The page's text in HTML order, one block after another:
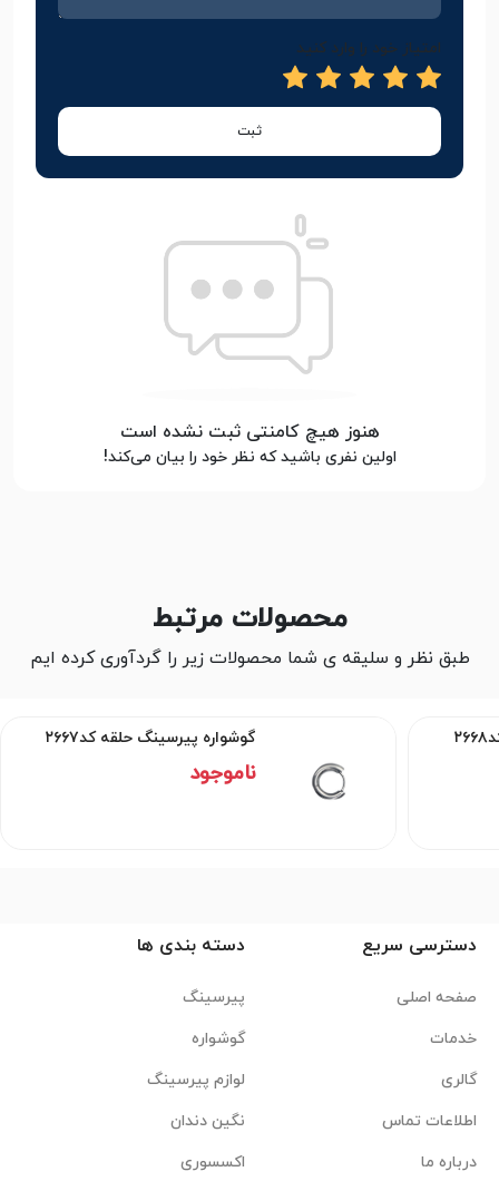
امتیاز خود را وارد کنید
ثبت
هنوز هیچ کامنتی ثبت نشده است
اولین نفری باشید که نظر خود را بیان می‌کند!
محصولات مرتبط
طبق نظر و سلیقه ی شما محصولات زیر را گردآوری کرده ایم
گوشواره پیرسینگ حلقه کد۲۶۶۷
ناموجود
دسترسی سریع
صفحه اصلی
خدمات
گالری
اطلاعات تماس
درباره ما
دسته بندی ها
پیرسینگ
گوشواره
لوازم پیرسینگ
نگین دندان
اکسسوری